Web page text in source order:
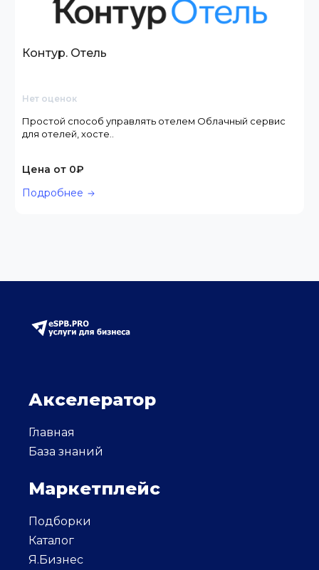
Контур. Отель
Нет оценок
Простой способ управлять отелем Облачный сервис
для отелей, хосте..
Цена от 0₽
Подробнее
Акселератор
Главная
База знаний
Маркетплейс
Подборки
Каталог
Я.Бизнес